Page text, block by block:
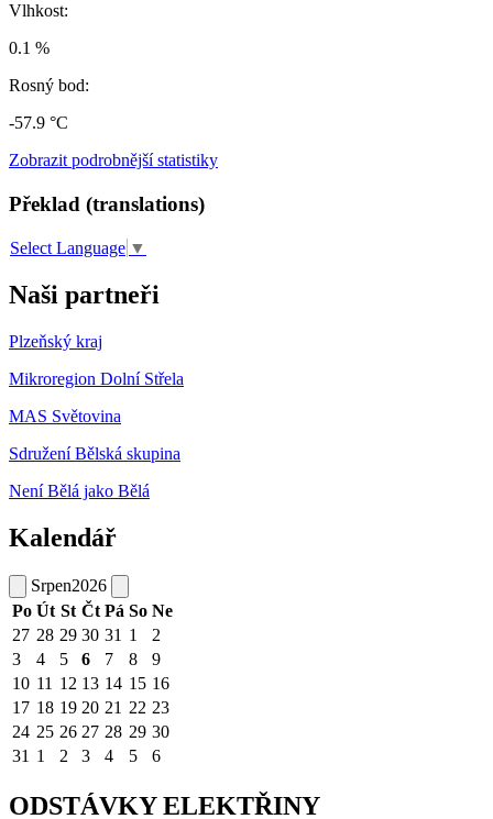
Vlhkost:
0.1 %
Rosný bod:
-57.9 °C
Zobrazit podrobnější statistiky
Překlad (translations)
Select Language ▼
Naši partneři
Plzeňský kraj
Mikroregion Dolní Střela
MAS Světovina
Sdružení Bělská skupina
Není Bělá jako Bělá
Kalendář
Srpen2026
Po Út St Čt Pá So Ne
27 28 29 30 31 1
2
3
4 5 6 7 8
9
10 11 12 13 14 15 16
17 18 19 20 21 22 23
24 25 26 27 28 29 30
31 1 2 3 4 5 6
ODSTÁVKY ELEKTŘINY